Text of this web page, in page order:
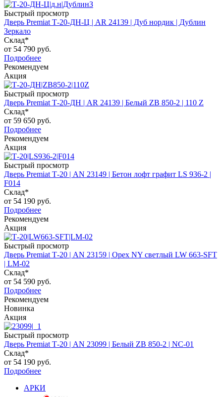
Быстрый просмотр
Дверь Premiat Т-20-ДН-Ц | AR 24139 | Дуб нордик | Дублин
Зеркало
Склад*
от 54 790 руб.
Подробнее
Рекомендуем
Акция
Быстрый просмотр
Дверь Premiat Т-20-ДН | AR 24139 | Белый ZB 850-2 | 110 Z
Склад*
от 59 650 руб.
Подробнее
Рекомендуем
Акция
Быстрый просмотр
Дверь Premiat Т-20 | AN 23149 | Бетон лофт графит LS 936-2 |
F014
Склад*
от 54 190 руб.
Подробнее
Рекомендуем
Акция
Быстрый просмотр
Дверь Premiat Т-20 | AN 23159 | Орех NY светлый LW 663-SFT
| LM-02
Склад*
от 54 590 руб.
Подробнее
Рекомендуем
Новинка
Акция
Быстрый просмотр
Дверь Premiat Т-20 | AN 23099 | Белый ZB 850-2 | NC-01
Склад*
от 54 190 руб.
Подробнее
АРКИ